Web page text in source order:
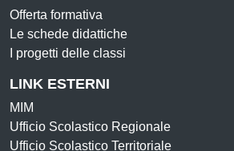
Offerta formativa
Le schede didattiche
I progetti delle classi
LINK ESTERNI
MIM
Ufficio Scolastico Regionale
Ufficio Scolastico Territoriale